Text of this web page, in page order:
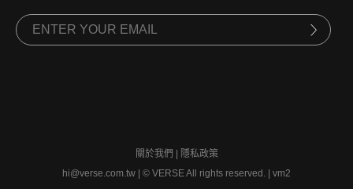
關於我們
隱私政策
hi@verse.com.tw
© VERSE All rights reserved. | vm2